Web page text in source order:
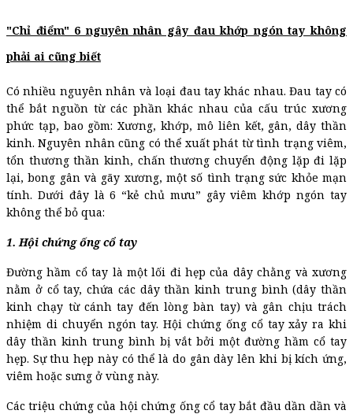
"Chỉ điểm" 6 nguyên nhân gây đau khớp ngón tay không
phải ai cũng biết
Có nhiều nguyên nhân và loại đau tay khác nhau. Đau tay có
thể bắt nguồn từ các phần khác nhau của cấu trúc xương
phức tạp, bao gồm: Xương, khớp, mô liên kết, gân, dây thần
kinh. Nguyên nhân cũng có thể xuất phát từ tình trạng viêm,
tổn thương thần kinh, chấn thương chuyển động lặp đi lặp
lại, bong gân và gãy xương, một số tình trạng sức khỏe mạn
tính. Dưới đây là 6 “kẻ chủ mưu” gây viêm khớp ngón tay
không thể bỏ qua:
1. Hội chứng ống cổ tay
Đường hầm cổ tay là một lối đi hẹp của dây chằng và xương
nằm ở cổ tay, chứa các dây thần kinh trung bình (dây thần
kinh chạy từ cánh tay đến lòng bàn tay) và gân chịu trách
nhiệm di chuyển ngón tay. Hội chứng ống cổ tay xảy ra khi
dây thần kinh trung bình bị vắt bởi một đường hầm cổ tay
hẹp. Sự thu hẹp này có thể là do gân dày lên khi bị kích ứng,
viêm hoặc sưng ở vùng này.
Các triệu chứng của hội chứng ống cổ tay bắt đầu dần dần và